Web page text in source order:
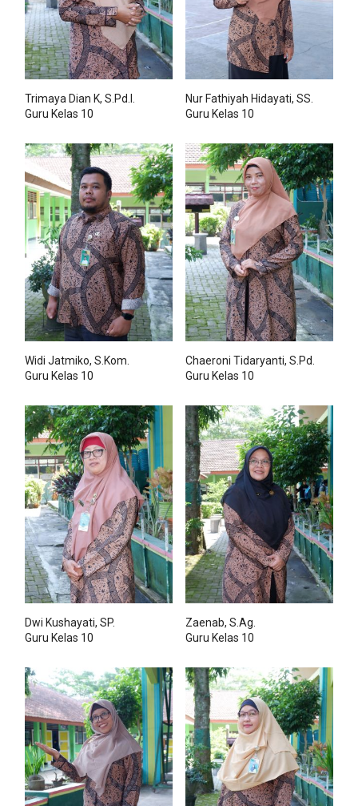
Trimaya Dian K, S.Pd.I.
Guru Kelas 10
Nur Fathiyah Hidayati, SS.
Guru Kelas 10
Widi Jatmiko, S.Kom.
Guru Kelas 10
Chaeroni Tidaryanti, S.Pd.
Guru Kelas 10
Dwi Kushayati, SP.
Guru Kelas 10
Zaenab, S.Ag.
Guru Kelas 10